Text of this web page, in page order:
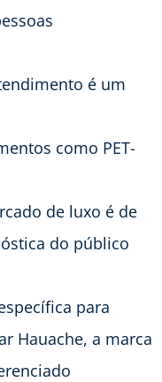
é um
como PET-
de luxo é de
do público
para
Hauache, a marca